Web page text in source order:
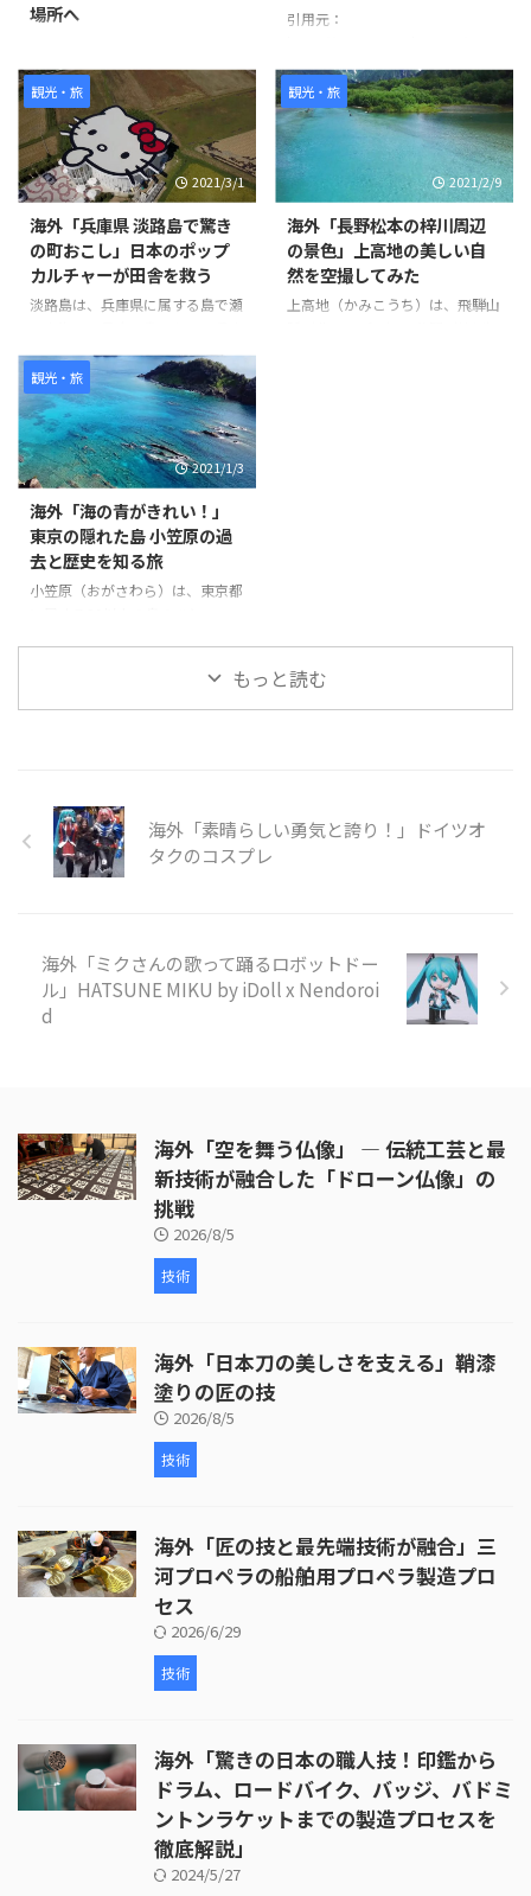
場所へ
ージカルを見に来た際にこの場所
を発見し、夕陽が美しくなる時間
帯に撮影を始めました。 ビデオ
の中ではJR大井町駅東口から始
まり、キャッツシアターやお洒落
な飲食店街、住宅地、商店街など
を通り抜けています。 また、途
中で可愛らしい猫も登場します。
ビデオの最後にはJR大井町西口
に到着しています。 このビデオ
を通じて、大井町の様々な場所や
世界の反応
引用元：
h?v=oXvKV3g77Yk 世界の反応
観光・旅
2021/3/1
海外「兵庫県 淡路島で驚き
の町おこし」日本のポップ
カルチャーが田舎を救う
淡路島は、兵庫県に属する島で瀬
県明石市にかかる世界最長のつり
橋「明石海峡大橋」を車やバスを
使って渡る。そこには畑がある素
朴な風景に、突如ハローキティー
ショーボックスが出現するのだ。
ハローキティーショーボックス
は、ショーを見ながら食事を楽し
むことができる空間で、ここでは
ビーガン料理が頂ける。他にもこ
こ淡路島には、人気キャラクター
とコラボした空間が存在してい
が田舎を救う」の様子を見てみま
...
観光・旅
2021/2/9
海外「長野松本の梓川周辺
の景色」上高地の美しい自
然を空撮してみた
上高地（かみこうち）は、飛騨山
観光・旅
2021/1/3
海外「海の青がきれい！」
東京の隠れた島 小笠原の過
去と歴史を知る旅
小笠原（おがさわら）は、東京都
る。たくさんある島の中で人が住
んでいるのは母島、父島で、フェ
ガイドをつける必要がある。今回
の旅は、小笠原の歴史についても
触れている。また、自然保護のた
め、靴についた砂や種を落とす必
小笠原」の様子を見てみましょ
う。 引 ...
もっと読む
海外「素晴らしい勇気と誇り！」ドイツオ
タクのコスプレ
海外「ミクさんの歌って踊るロボットドー
ル」HATSUNE MIKU by iDoll x Nendoroi
d
海外「空を舞う仏像」 ― 伝統工芸と最
新技術が融合した「ドローン仏像」の
挑戦
2026/8/5
技術
海外「日本刀の美しさを支える」鞘漆
塗りの匠の技
2026/8/5
技術
海外「匠の技と最先端技術が融合」三
河プロペラの船舶用プロペラ製造プロ
セス
2026/6/29
技術
海外「驚きの日本の職人技！印鑑から
ドラム、ロードバイク、バッジ、バドミ
ントンラケットまでの製造プロセスを
徹底解説」
2024/5/27